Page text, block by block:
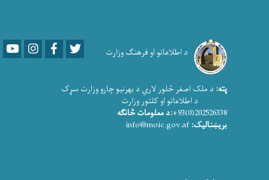
د اطلاعاتو او فرهنګ وزارت YoutubeLinkedInFacebook
پته: د ملک اصغر څلور لاري د بهرنیو چارو وزارت سړک
د اطلاعاتو او کلتور وزارت
202526338(0)93+
:د معلومات څانګه
بریښنالیک: info@moic.gov.af